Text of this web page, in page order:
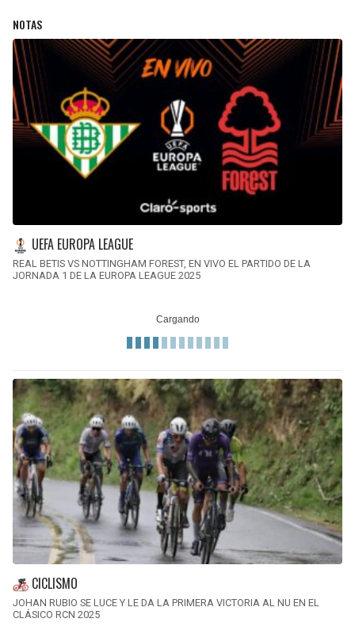
NOTAS
UEFA EUROPA LEAGUE
REAL BETIS VS NOTTINGHAM FOREST, EN VIVO EL PARTIDO DE LA
JORNADA 1 DE LA EUROPA LEAGUE 2025
CICLISMO
JOHAN RUBIO SE LUCE Y LE DA LA PRIMERA VICTORIA AL NU EN EL
CLÁSICO RCN 2025